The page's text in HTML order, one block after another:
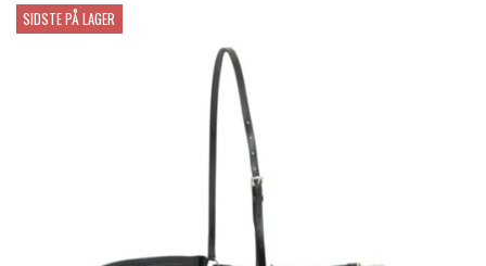
GRIMER & TRÆKTOVE
TRENSER & TILBEHØR
SADLER & TILBEHØR
RYTTER
RIDEBUKSER & LEGGINS
TRØJER, BLUSER & T-SHIRTS
PLEJE & STALD
STRIGLER & TILBEHØR
SIDSTE PÅ LAGER